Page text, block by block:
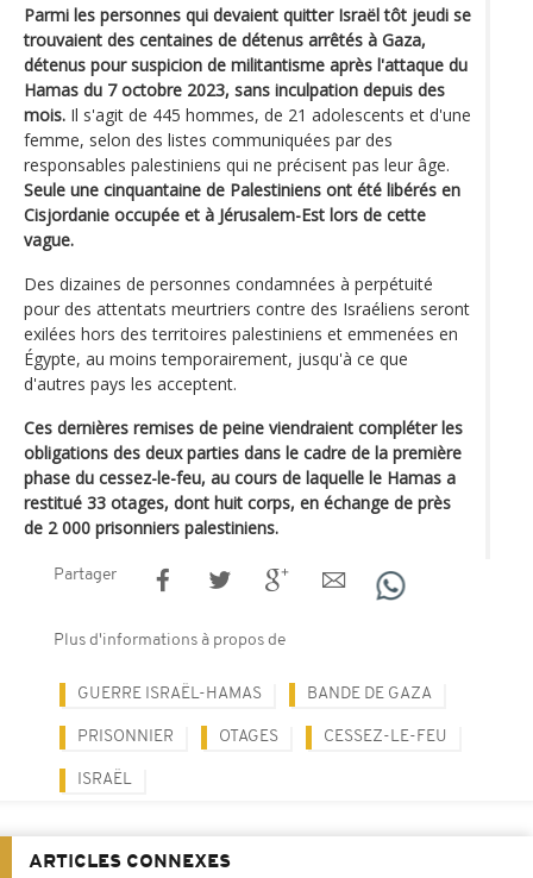
Parmi les personnes qui devaient quitter Israël tôt jeudi se
trouvaient des centaines de détenus arrêtés à Gaza,
détenus pour suspicion de militantisme après l'attaque du
Hamas du 7 octobre 2023, sans inculpation depuis des
mois. Il s'agit de 445 hommes, de 21 adolescents et d'une
femme, selon des listes communiquées par des
responsables palestiniens qui ne précisent pas leur âge.
Seule une cinquantaine de Palestiniens ont été libérés en
Cisjordanie occupée et à Jérusalem-Est lors de cette
vague.
Des dizaines de personnes condamnées à perpétuité
pour des attentats meurtriers contre des Israéliens seront
exilées hors des territoires palestiniens et emmenées en
Égypte, au moins temporairement, jusqu'à ce que
d'autres pays les acceptent.
Ces dernières remises de peine viendraient compléter les
obligations des deux parties dans le cadre de la première
phase du cessez-le-feu, au cours de laquelle le Hamas a
restitué 33 otages, dont huit corps, en échange de près
de 2 000 prisonniers palestiniens.
Partager
Plus d'informations à propos de
GUERRE ISRAËL-HAMAS BANDE DE GAZA
PRISONNIER OTAGES CESSEZ-LE-FEU
ISRAËL
ARTICLES CONNEXES